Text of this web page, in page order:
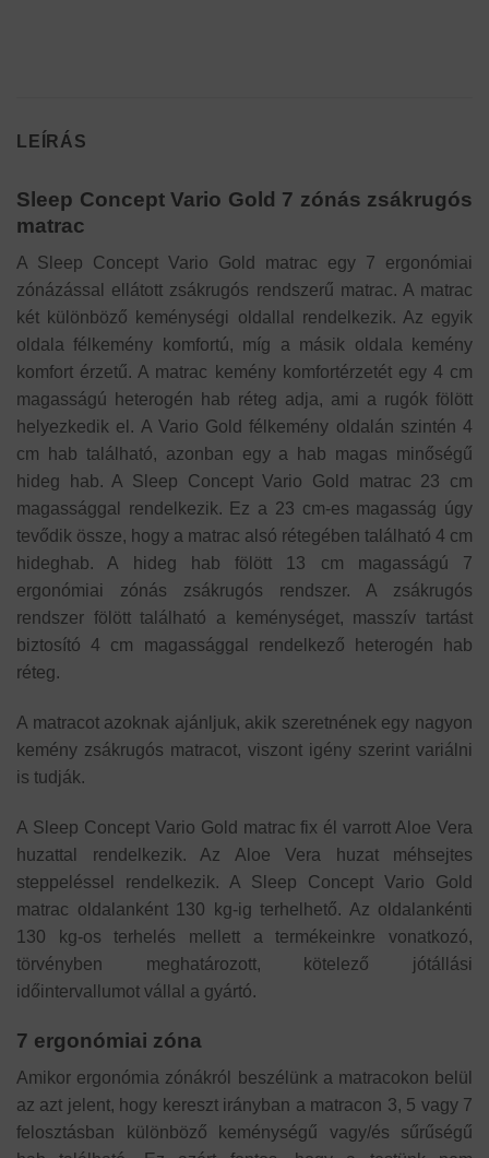
LEÍRÁS
Sleep Concept Vario Gold 7 zónás zsákrugós
matrac
A Sleep Concept Vario Gold matrac egy 7 ergonómiai
zónázással ellátott zsákrugós rendszerű matrac. A matrac
két különböző keménységi oldallal rendelkezik. Az egyik
oldala félkemény komfortú, míg a másik oldala kemény
komfort érzetű. A matrac kemény komfortérzetét egy 4 cm
magasságú heterogén hab réteg adja, ami a rugók fölött
helyezkedik el. A Vario Gold félkemény oldalán szintén 4
cm hab található, azonban egy a hab magas minőségű
hideg hab. A Sleep Concept Vario Gold matrac 23 cm
magassággal rendelkezik. Ez a 23 cm-es magasság úgy
tevődik össze, hogy a matrac alsó rétegében található 4 cm
hideghab. A hideg hab fölött 13 cm magasságú 7
ergonómiai zónás zsákrugós rendszer. A zsákrugós
rendszer fölött található a keménységet, masszív tartást
biztosító 4 cm magassággal rendelkező heterogén hab
réteg.
A matracot azoknak ajánljuk, akik szeretnének egy nagyon
kemény zsákrugós matracot, viszont igény szerint variálni
is tudják.
A Sleep Concept Vario Gold matrac fix él varrott Aloe Vera
huzattal rendelkezik. Az Aloe Vera huzat méhsejtes
steppeléssel rendelkezik. A Sleep Concept Vario Gold
matrac oldalanként 130 kg-ig terhelhető. Az oldalankénti
130 kg-os terhelés mellett a termékeinkre vonatkozó,
törvényben meghatározott, kötelező jótállási
időintervallumot vállal a gyártó.
7 ergonómiai zóna
Amikor ergonómia zónákról beszélünk a matracokon belül
az azt jelent, hogy kereszt irányban a matracon 3, 5 vagy 7
felosztásban különböző keménységű vagy/és sűrűségű